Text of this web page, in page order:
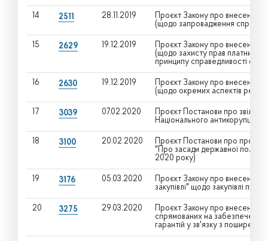
14 2511 28.11.2019
Проєкт Закону про внесення
(щодо запровадження
15 2629 19.12.2019
Проєкт Закону про внесення
(щодо захисту прав платників
принципу справедливості
16 2630 19.12.2019
Проєкт Закону про внесення
(щодо окремих аспектів
17 3039 07.02.2020
Проєкт Постанови про
Національного
18 3100 20.02.2020
Проєкт Постанови про
"Про засади державної
2020 року)
19 3176 05.03.2020
Проєкт Закону про внесення
закупівлі" щодо закупівлі
20 3275 29.03.2020
Проєкт Закону про внесення
спрямованих на забезпечення
гарантій у зв'язку з